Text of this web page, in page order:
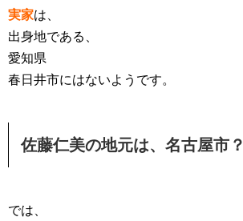
実家は、
出身地である、
愛知県
春日井市にはないようです。
佐藤仁美の地元は、名古屋市？
では、